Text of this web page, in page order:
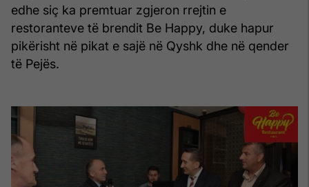
edhe siç ka premtuar zgjeron rrejtin e
restoranteve të brendit Be Happy, duke hapur
pikërisht në pikat e sajë në Qyshk dhe në qender
të Pejës.